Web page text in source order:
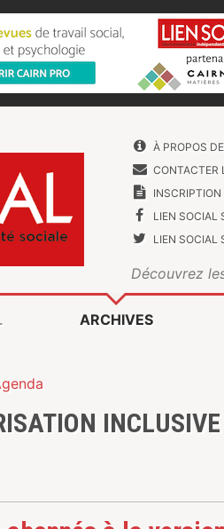
À PROPOS
CONTACTER
LIEN SOCIAL
LIEN SOCIAL
Découvrez
ARCHIVES
INCLUSIVE